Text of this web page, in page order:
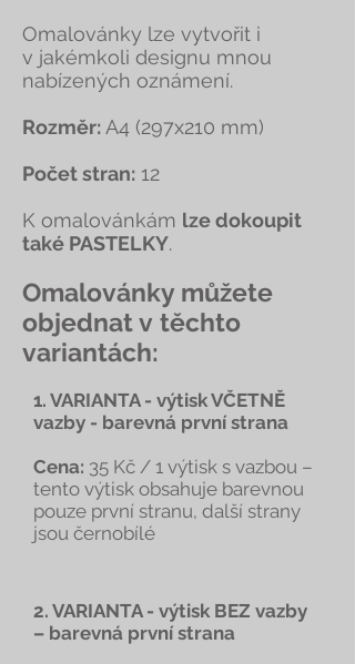
Omalovánky lze vytvořit i
v jakémkoli designu mnou
nabízených oznámení.
Rozměr: A4 (297x210 mm)
Počet stran: 12
K omalovánkám lze dokoupit
také PASTELKY.
Omalovánky můžete
objednat v těchto
variantách:
1. VARIANTA - výtisk VČETNĚ
vazby - barevná první strana
Cena: 35 Kč / 1 výtisk s vazbou –
tento výtisk obsahuje barevnou
pouze první stranu, další strany
jsou černobílé
2. VARIANTA - výtisk BEZ vazby
– barevná první strana